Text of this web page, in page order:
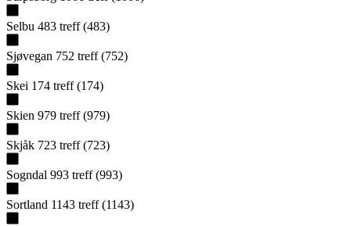
Selbu 483 treff (483)
Sjøvegan 752 treff (752)
Skei 174 treff (174)
Skien 979 treff (979)
Skjåk 723 treff (723)
Sogndal 993 treff (993)
Sortland 1143 treff (1143)